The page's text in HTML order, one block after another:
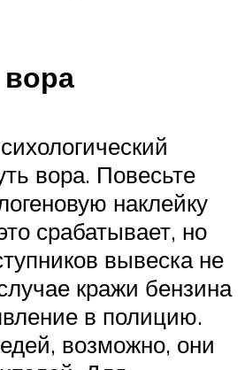
вора. Повесьте
наклейку
срабатывает, но
вывеска не
кражи бензина
в полицию.
возможно, они